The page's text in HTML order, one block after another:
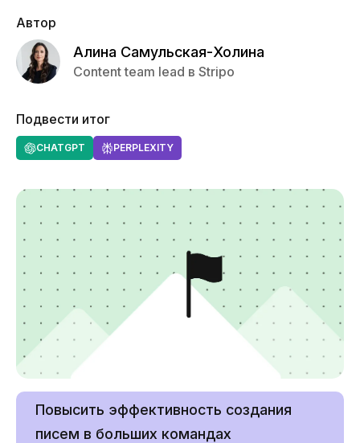
Автор
Алина Самульская-Холина
Content team lead в Stripo
Подвести итог
CHATGPT PERPLEXITY
Повысить эффективность создания
писем в больших командах